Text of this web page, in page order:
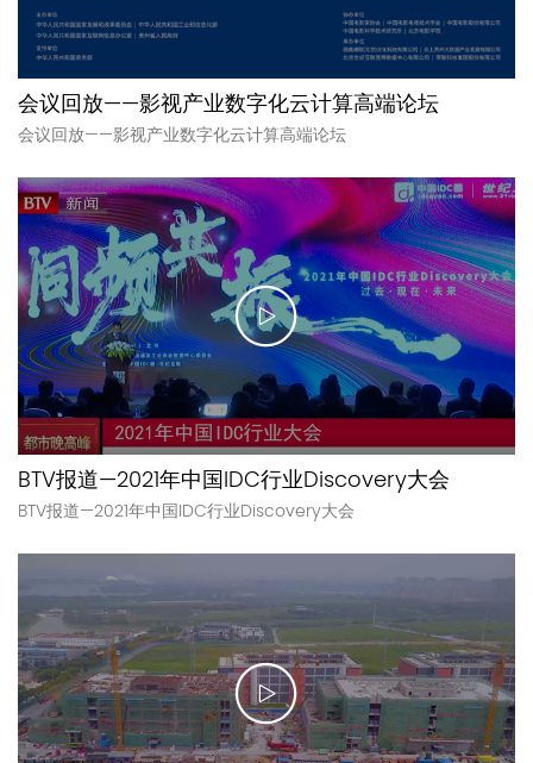
会议回放——影视产业数字化云计算高端论坛
会议回放——影视产业数字化云计算高端论坛
BTV报道—2021年中国IDC行业Discovery大会
BTV报道—2021年中国IDC行业Discovery大会